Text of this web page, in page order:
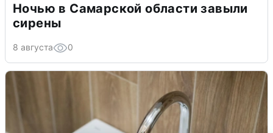
Ночью в Самарской области завыли
сирены
8 августа 0